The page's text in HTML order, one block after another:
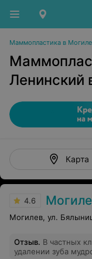
Маммопластика в
Ленинский
Карта
4.6
Могилев, ул.
Отзыв. В частных
удалении зуба